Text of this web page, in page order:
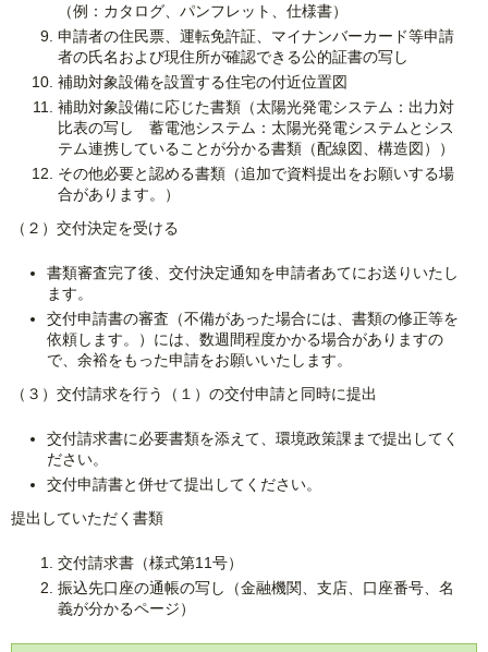
（例：カタログ、パンフレット、仕様書）
申請者の住民票、運転免許証、マイナンバーカード等申請
者の氏名および現住所が確認できる公的証書の写し
補助対象設備を設置する住宅の付近位置図
補助対象設備に応じた書類（太陽光発電システム：出力対
比表の写し 蓄電池システム：太陽光発電システムとシス
テム連携していることが分かる書類（配線図、構造図））
その他必要と認める書類（追加で資料提出をお願いする場
合があります。）
（２）交付決定を受ける
書類審査完了後、交付決定通知を申請者あてにお送りいたし
ます。
交付申請書の審査（不備があった場合には、書類の修正等を
依頼します。）には、数週間程度かかる場合がありますの
で、余裕をもった申請をお願いいたします。
（３）交付請求を行う（１）の交付申請と同時に提出
交付請求書に必要書類を添えて、環境政策課まで提出してく
ださい。
交付申請書と併せて提出してください。
提出していただく書類
交付請求書（様式第11号）
振込先口座の通帳の写し（金融機関、支店、口座番号、名
義が分かるページ）